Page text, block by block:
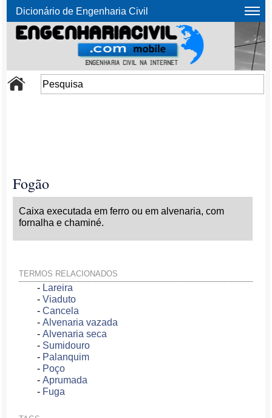
Dicionário de Engenharia Civil
Fogão
Caixa executada em ferro ou em alvenaria, com
fornalha e chaminé.
TERMOS RELACIONADOS
- Lareira
-Viaduto
-Cancela
-Alvenaria vazada
-Alvenaria seca
- Sumidouro
- Palanquim
- Poço
-Aprumada
- Fuga